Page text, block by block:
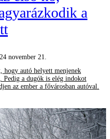
a
november 21.
hogy autó helyett menjenek
Pedig a dugók is elég indokot
az ember a fővárosban autóval.